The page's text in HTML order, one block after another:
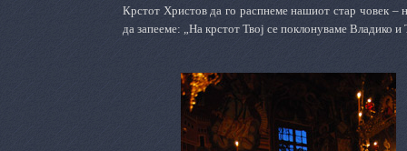
Крстот Христов да го распнеме нашиот стар човек –
да запееме: „На крстот Твој се поклонуваме Владико